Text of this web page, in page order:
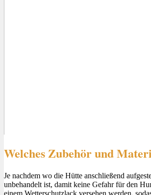
Welches Zubehör und
Je nachdem wo die Hütte anschließend
unbehandelt ist, damit keine Gefahr für den